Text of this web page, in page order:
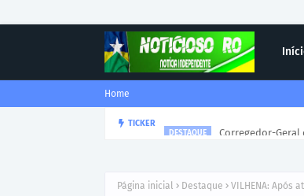
Home
TICKER
Página inicial Destaque VILHENA: Após